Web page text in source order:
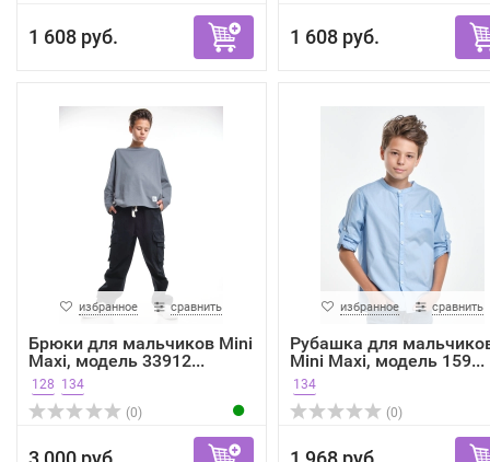
1 608 руб. 1 608 руб.
избранное сравнить
Брюки для мальчиков Mini
Maxi, модель 33912...
128 134
(0)
избранное сравнить
Рубашка для
Mini Maxi, модель 159...
134
(0)